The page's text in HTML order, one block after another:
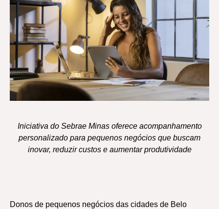
Iniciativa do Sebrae Minas oferece acompanhamento
personalizado para pequenos negócios que buscam
inovar, reduzir custos e aumentar produtividade
Donos de pequenos negócios das cidades de Belo